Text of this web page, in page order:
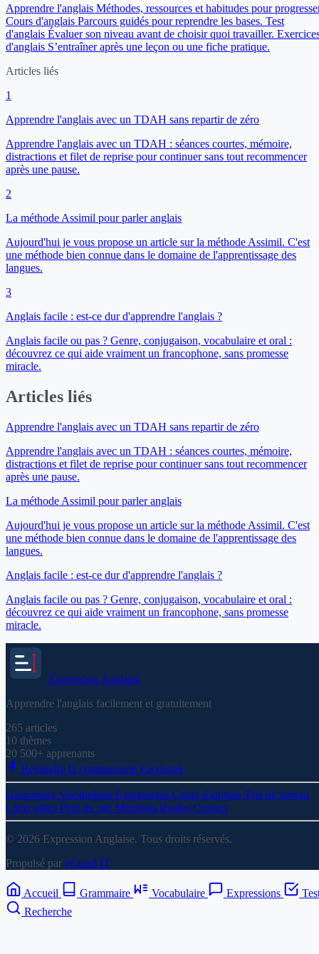
Apprendre l'anglais Méthodes, ressources et habitudes pour
Cours d'anglais Parcours guidés pour reprendre les bases. Test
d'anglais Évaluer son niveau avant de choisir quoi travailler.
d'anglais S’entraîner après une leçon ou une fiche pratique.
Articles liés
1
Apprendre l'anglais avec un TDAH sans repartir de zéro
Apprendre l'anglais avec un TDAH : séances courtes, mémoire,
distractions et filet de reprise pour continuer sans tout recommencer
après une pause.
2
La méthode Assimil pour parler anglais
Aujourd'hui je vous propose un article sur la méthode Assimil. C'est
une méthode bien connue dans le domaine de l'apprentissage des
langues.
3
Anglais facile : est-ce dur d'apprendre l'anglais ?
Anglais facile ou pas ? Genre, conjugaison, vocabulaire et oral :
découvrez ce qui aide vraiment un francophone, sans promesse
miracle.
Articles liés
Apprendre l'anglais avec un TDAH sans repartir de zéro
Apprendre l'anglais avec un TDAH : séances courtes, mémoire,
distractions et filet de reprise pour continuer sans tout recommencer
après une pause.
La méthode Assimil pour parler anglais
Aujourd'hui je vous propose un article sur la méthode Assimil. C'est
une méthode bien connue dans le domaine de l'apprentissage des
langues.
Anglais facile : est-ce dur d'apprendre l'anglais ?
Anglais facile ou pas ? Genre, conjugaison, vocabulaire et oral :
découvrez ce qui aide vraiment un francophone, sans promesse
miracle.
Expression Anglaise
Apprendre l'anglais facilement et gratuitement
265 articles
10 thèmes
20 500+ apprenants
Rejoindre la communauté Facebook
Grammaire Vocabulaire Expressions Cours d'anglais Test de niveau
Liens utiles Plan du site Mentions légales Contact
© 2026 Expression Anglaise. Tous droits réservés.
Propulsé par eClaud IT
Accueil Grammaire Vocabulaire Expressions
Recherche